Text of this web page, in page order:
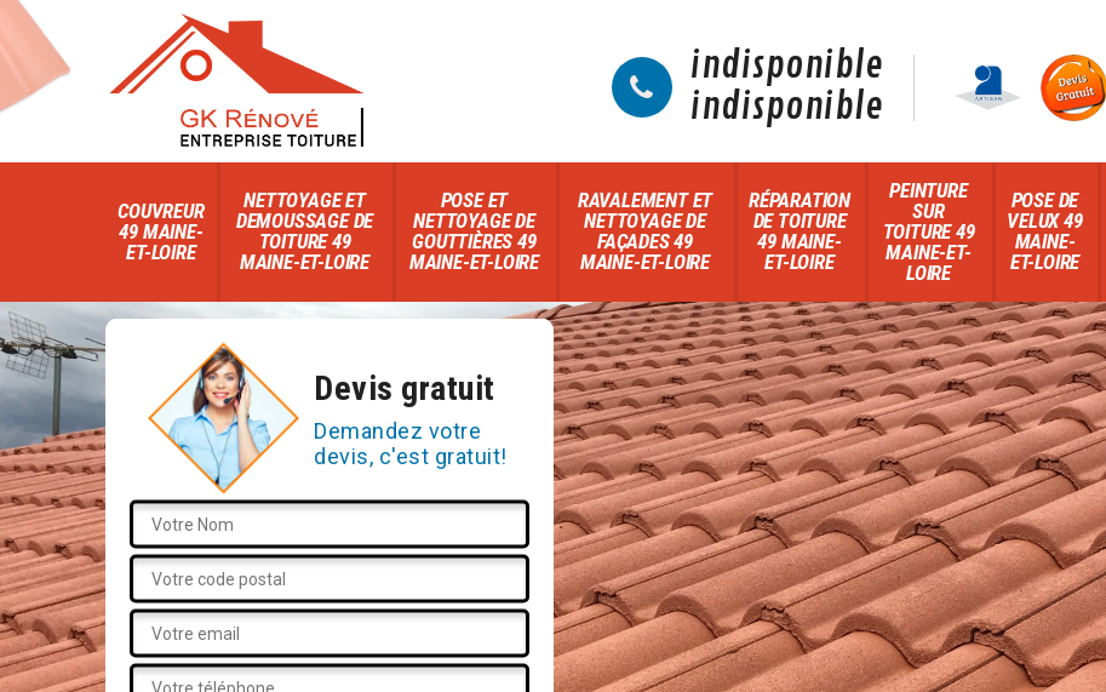
indisponible
indisponible
COUVREUR
49 MAINE-
ET-LOIRE
NETTOYAGE ET
DEMOUSSAGE DE
TOITURE 49
MAINE-ET-LOIRE
POSE ET
NETTOYAGE DE
GOUTTIÈRES 49
MAINE-ET-LOIRE
RAVALEMENT ET
NETTOYAGE DE
FAÇADES 49
MAINE-ET-LOIRE
RÉPARATION
DE TOITURE
49 MAINE-
ET-LOIRE
PEINTURE
SUR
TOITURE 49
MAINE-ET-
LOIRE
POSE DE
VELUX 49
MAINE-
ET-LOIRE
Devis gratuit
Demandez votre
devis, c'est gratuit!